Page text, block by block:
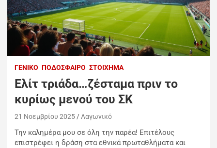
ΓΕΝΙΚΌ ΠΟΔΌΣΦΑΙΡΟ ΣΤΟΊΧΗΜΑ
Ελίτ τριάδα…ζέσταμα πριν το
κυρίως μενού του ΣΚ
21 Νοεμβρίου 2025 Λαγωνικό
Την καλημέρα μου σε όλη την παρέα! Επιτέλους
επιστρέφει η δράση στα εθνικά πρωταθλήματα και